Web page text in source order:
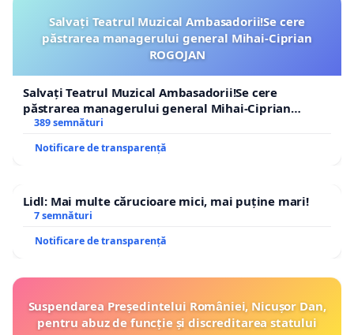
Sursa:http://ziuamondialaaconstiintei.org/
https://www.facebook.com/EuSuntConstiintaDivina
Salvați Teatrul Muzical Ambasadorii!Se cere
păstrarea managerului general Mihai-Ciprian
ROGOJAN
Salvați Teatrul Muzical Ambasadorii!Se cere
păstrarea managerului general Mihai-Ciprian
ROGOJAN
389 semnături
Notificare de transparență
Lidl: Mai multe cărucioare mici, mai puține mari!
7 semnături
Notificare de transparență
Suspendarea Președintelui României, Nicușor Dan,
pentru abuz de funcție și discreditarea statului